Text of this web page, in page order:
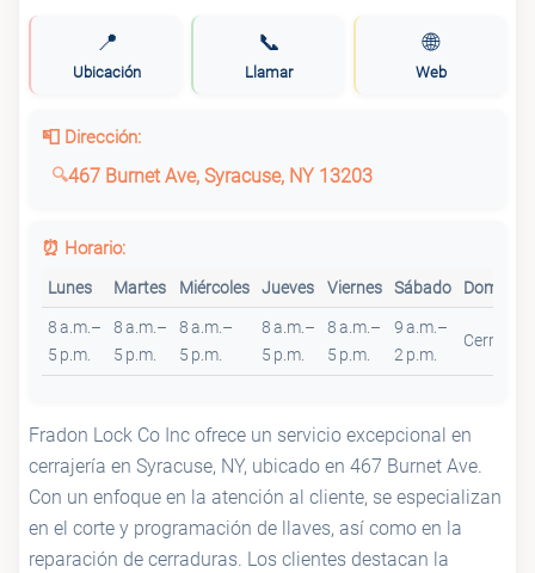
📍
Ubicación
📞
Llamar
🌐
Web
📮 Dirección:
467 Burnet Ave, Syracuse, NY 13203
⏰ Horario:
Lunes Martes Miércoles Jueves Viernes Sábado Domingo
8 a.m.–
5 p.m.
8 a.m.–
5 p.m.
8 a.m.–
5 p.m.
8 a.m.–
5 p.m.
8 a.m.–
5 p.m.
9 a.m.–
2 p.m.
Cerrado
Fradon Lock Co Inc ofrece un servicio excepcional en
cerrajería en Syracuse, NY, ubicado en 467 Burnet Ave.
Con un enfoque en la atención al cliente, se especializan
en el corte y programación de llaves, así como en la
reparación de cerraduras. Los clientes destacan la